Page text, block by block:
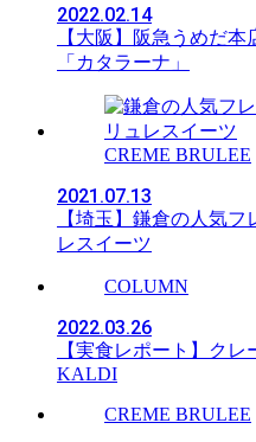
2022.02.14
【大阪】阪急うめだ
「カタラーナ」
CREME BRULEE
2021.07.13
【埼玉】鎌倉の人気
レスイーツ
COLUMN
2022.03.26
【実食レポート】ク
KALDI
CREME BRULEE